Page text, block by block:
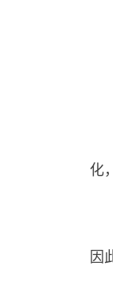
化
因